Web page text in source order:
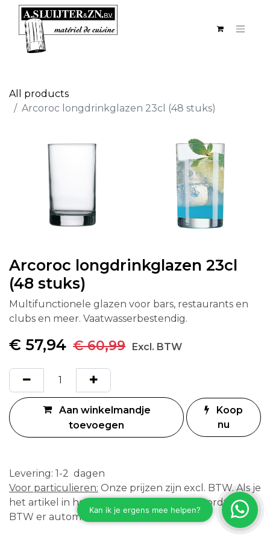
All products
Arcoroc longdrinkglazen 23cl (48 stuks)
Arcoroc longdrinkglazen 23cl
(48 stuks)
Multifunctionele glazen voor bars, restaurants en
clubs en meer. Vaatwasserbestendig.
€ 57,94 €60,99 Excl. BTW
Aan winkelmandje
toevoegen
Koop
nu
Levering: 1-2 dagen
Voor particulieren: Onze prijzen zijn excl. BTW. Als je
het artikel in het winkelmandje plaatst wordt de
BTW er automatisch bijgerekend.